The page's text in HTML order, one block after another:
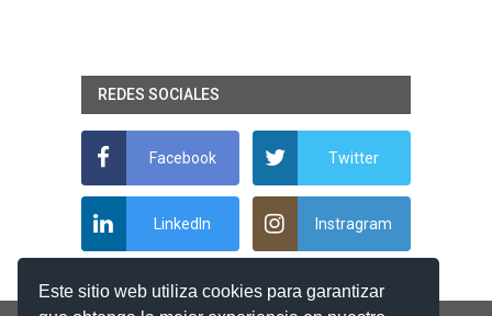
Este sitio web utiliza cookies para garantizar
REDES SOCIALES
Facebook Twitter
LinkedIn Instragram